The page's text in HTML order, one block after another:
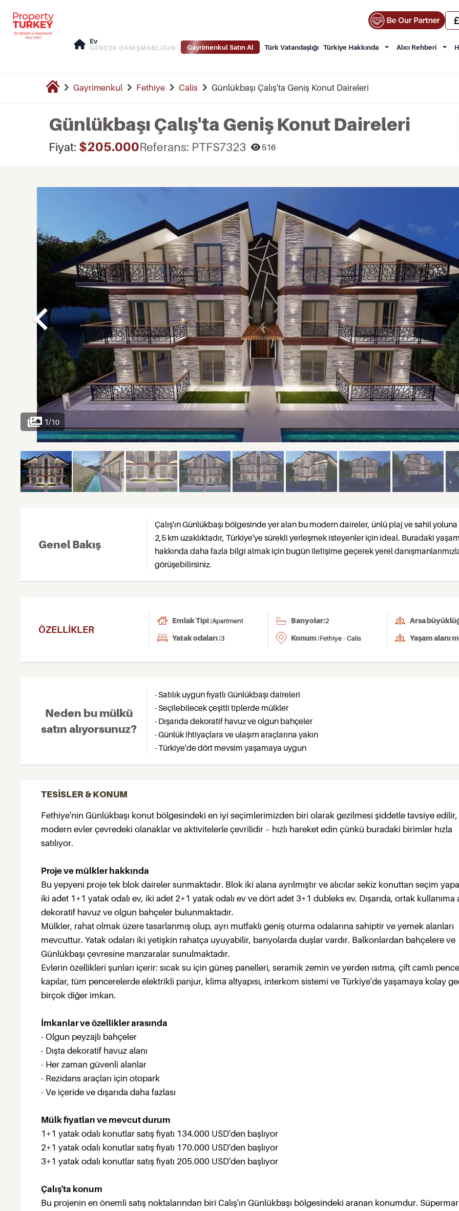
Ev
GERÇEK DANIŞMANLIĞIN Gayrimenkul Satın Al Türk Vatandaşlığı Türkiye Hakkında Alıcı Rehberi
Gayrimenkul Fethiye Calis Günlükbaşı Çalış'ta Geniş Konut Daireleri
Günlükbaşı Çalış'ta Geniş Konut Daireleri
Fiyat: $205.000Referans: PTFS7323 516
1/10
Genel Bakış
Çalış'ın Günlükbaşı bölgesinde yer alan bu modern daireler, ünlü plaj ve sahil
2,5 km uzaklıktadır, Türkiye'ye sürekli yerleşmek isteyenler için ideal. Buradaki yaşam
hakkında daha fazla bilgi almak için bugün iletişime geçerek yerel
görüşebilirsiniz.
ÖZELLIKLER
Emlak Tipi :Apartment
Yatak odaları :3
Banyolar:2
Konum :Fethiye - Calis
Arsa
Yaşam alanı
Neden bu mülkü
satın alıyorsunuz?
- Satılık uygun fiyatlı Günlükbaşı daireleri
- Seçilebilecek çeşitli tiplerde mülkler
- Dışarıda dekoratif havuz ve olgun bahçeler
- Günlük ihtiyaçlara ve ulaşım araçlarına yakın
- Türkiye'de dört mevsim yaşamaya uygun
TESİSLER & KONUM
Fethiye'nin Günlükbaşı konut bölgesindeki en iyi seçimlerimizden biri olarak gezilmesi şiddetle tavsiye
modern evler çevredeki olanaklar ve aktivitelerle çevrilidir – hızlı hareket edin çünkü buradaki birimler hızla
satılıyor.
Proje ve mülkler hakkında
Bu yepyeni proje tek blok daireler sunmaktadır. Blok iki alana ayrılmıştır ve alıcılar sekiz konuttan seçim
iki adet 1+1 yatak odalı ev, iki adet 2+1 yatak odalı ev ve dört adet 3+1 dubleks ev. Dışarıda, ortak kullanıma
dekoratif havuz ve olgun bahçeler bulunmaktadır.
Mülkler, rahat olmak üzere tasarlanmış olup, ayrı mutfaklı geniş oturma odalarına sahiptir ve yemek alanları
mevcuttur. Yatak odaları iki yetişkin rahatça uyuyabilir, banyolarda duşlar vardır. Balkonlardan bahçelere ve
Günlükbaşı çevresine manzaralar sunulmaktadır.
Evlerin özellikleri şunları içerir: sıcak su için güneş panelleri, seramik zemin ve yerden ısıtma, çift camlı
kapılar, tüm pencerelerde elektrikli panjur, klima altyapısı, interkom sistemi ve Türkiye'de yaşamaya kolay
birçok diğer imkan.
İmkanlar ve özellikler arasında
- Olgun peyzajlı bahçeler
- Dışta dekoratif havuz alanı
- Her zaman güvenli alanlar
- Rezidans araçları için otopark
- Ve içeride ve dışarıda daha fazlası
Mülk fiyatları ve mevcut durum
1+1 yatak odalı konutlar satış fiyatı 134.000 USD'den başlıyor
2+1 yatak odalı konutlar satış fiyatı 170.000 USD'den başlıyor
3+1 yatak odalı konutlar satış fiyatı 205.000 USD'den başlıyor
Çalış'ta konum
Bu projenin en önemli satış noktalarından biri Calış'ın Günlükbaşı bölgesindeki aranan konumdur.